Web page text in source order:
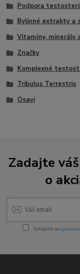
Podpora
Bylinné extrakty a
Vitamíny, minerály
Značky
Komplexné
Tribulus Terrestris
Osavi
Zadajte
o
Súhlasím so